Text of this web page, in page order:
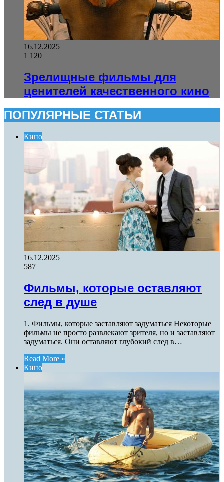
16.12.2025
1 120
Зрелищные фильмы для
ценителей качественного кино
ПОПУЛЯРНЫЕ СТАТЬИ
Кино
16.12.2025
587
Фильмы, которые оставляют
след в душе
1. Фильмы, которые заставляют задуматься Некоторые
фильмы не просто развлекают зрителя, но и заставляют
задуматься. Они оставляют глубокий след в…
Read More »
Кино